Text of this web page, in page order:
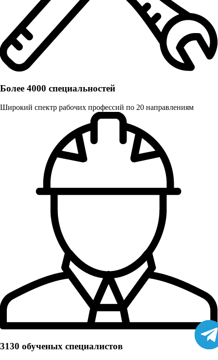
Более 4000 специальностей
Широкий спектр рабочих профессий по 20 направлениям
3130 обученых cпециалистов